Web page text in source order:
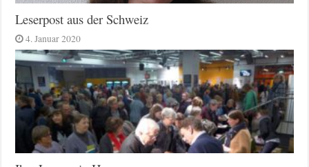
Leserpost aus der Schweiz
4. Januar 2020